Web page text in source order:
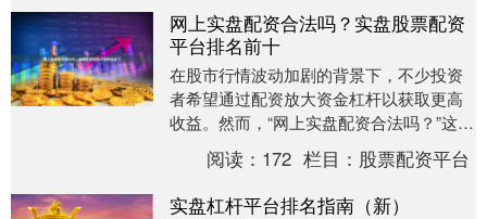
网上实盘配资合法吗？实盘股票配资
平台排名前十
在股市行情波动加剧的背景下，不少投资
者希望通过配资放大资金杠杆以获取更高
收益。然而，“网上实盘配资合法吗？”这一
问题始终困扰着众多投资者。本文将深入
探讨配资的法....
阅读： 172 栏目： 股票配资平台
实盘杠杆平台排名指南（新）